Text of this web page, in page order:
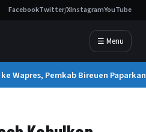
FacebookTwitter/XInstagramYouTube
☰ Menu
Wapres, Pemkab Bireuen